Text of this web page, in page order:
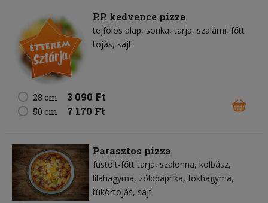
P.P. kedvence pizza
tejfölös alap sonka tarja szalámi főtt
tojás sajt
28 cm 3 090 Ft
50 cm 7 170 Ft
Parasztos pizza
füstölt-főtt tarja szalonna kolbász
lilahagyma zöldpaprika fokhagyma
tükörtojás sajt